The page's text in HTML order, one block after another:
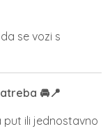
se vozi s
🚘📍
put ili jednostavno